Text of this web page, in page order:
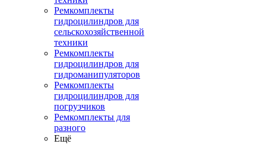
Ремкомплекты
гидроцилиндров для
сельскохозяйственной
техники
Ремкомплекты
гидроцилиндров для
гидроманипуляторов
Ремкомплекты
гидроцилиндров для
погрузчиков
Ремкомплекты для
разного
Ещё